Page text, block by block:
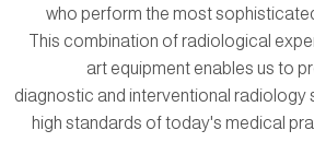
who perform the most
This combination of radiological
art equipment enables us to
diagnostic and interventional radiology
high standards of today's medical